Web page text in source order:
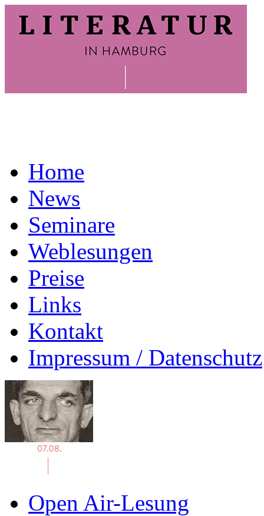
Home
News
Seminare
Weblesungen
Preise
Links
Kontakt
Impressum / Datenschutz
Open Air-Lesung